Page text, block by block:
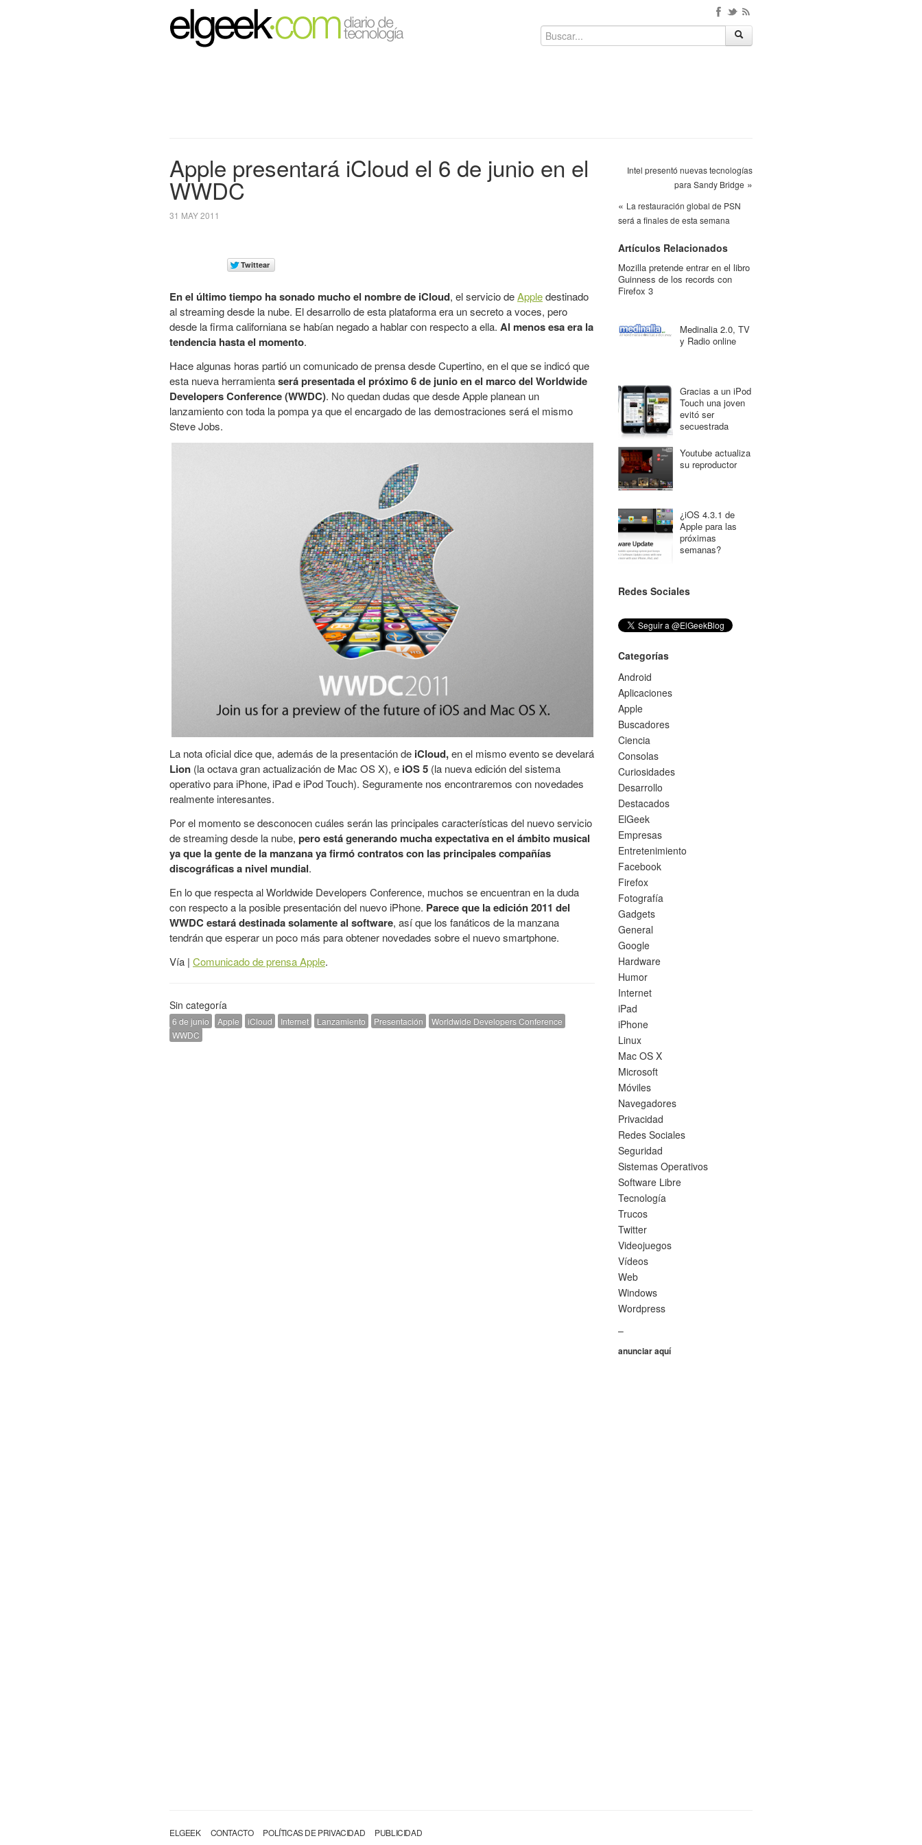
Apple presentará iCloud el 6 de junio en el
WWDC
31 MAY 2011
En el último tiempo ha sonado mucho el nombre de iCloud, el servicio deAppledestinado
al streaming desde la nube. El desarrollo de esta plataforma era un secreto a voces, pero
desde la firma californiana se habían negado a hablar con respecto a ella. Al menos esa era la
tendencia hasta el momento.
Hace algunas horas partió un comunicado de prensa desde Cupertino, en el que se indicó que
esta nueva herramientaserá presentada el próximo 6 de junio en el marco del Worldwide
Developers Conference (WWDC). No quedan dudas que desde Apple planean un
lanzamiento con toda la pompa ya que el encargado de las demostraciones será el mismo
Steve Jobs.
La nota oficial dice que, además de la presentación de iCloud,en el mismo evento se develará
Lion (la octava gran actualización de Mac OS X), e iOS 5 (la nueva edición del sistema
operativo para iPhone, iPad e iPod Touch). Seguramente nos encontraremos con novedades
realmente interesantes.
Por el momento se desconocen cuáles serán las principales características del nuevo servicio
de streaming desde la nube, pero está generando mucha expectativa en el ámbito musical
ya que la gente de la manzana ya firmó contratos con las principales compañías
discográficas a nivel mundial.
En lo que respecta al Worldwide Developers Conference, muchos se encuentran en la duda
con respecto a la posible presentación del nuevo iPhone. Parece que la edición 2011 del
WWDC estará destinada solamente al software, así que los fanáticos de la manzana
tendrán que esperar un poco más para obtener novedades sobre el nuevo smartphone.
Vía | Comunicado de prensa Apple.
Sin categoría
6 de junio Apple iCloud Internet Lanzamiento Presentación
Worldwide Developers Conference
WWDC
Intel presentó nuevas tecnologías
para Sandy Bridge »
« La restauración global de PSN
será a finales de esta semana
Artículos Relacionados
Mozilla pretende entrar en el libro
Guinness de los records con
Firefox 3
Medinalia 2.0, TV
y Radio online
Gracias a un iPod
Touch una joven
evitó ser
secuestrada
Youtube actualiza
su reproductor
¿iOS 4.3.1 de
Apple para las
próximas
semanas?
Redes Sociales
Categorías
Android
Aplicaciones
Apple
Buscadores
Ciencia
Consolas
Curiosidades
Desarrollo
Destacados
ElGeek
Empresas
Entretenimiento
Facebook
Firefox
Fotografía
Gadgets
General
Google
Hardware
Humor
Internet
iPad
iPhone
Linux
Mac OS X
Microsoft
Móviles
Navegadores
Privacidad
Redes Sociales
Seguridad
Sistemas Operativos
Software Libre
Tecnología
Trucos
Twitter
Videojuegos
Vídeos
Web
Windows
Wordpress
–
anunciar aquí
ELGEEK CONTACTO POLÍTICAS DE PRIVACIDAD PUBLICIDAD